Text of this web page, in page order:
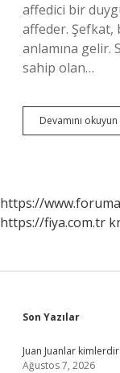
affedici bir
affeder. Şefkat,
anlamına gelir.
sahip olan…
Devamını okuyun
https://
https://fiya.com.tr
Sidebar
Son Yazılar
Juan Juanlar kimlerdir
Ağustos 7, 2026